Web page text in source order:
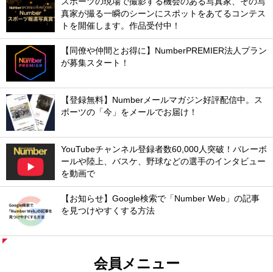
真家が撮る一瞬のシーンにスポットをあてるコンテス
トを開催します。作品受付中！
【同僚や仲間とお得に】NumberPREMIER法人プラン
が募集スタート！
【登録無料】Numberメールマガジン好評配信中。ス
ポーツの「今」をメールでお届け！
YouTubeチャンネル登録者数60,000人突破！バレーボ
ールや陸上、バスケ、野球などの選手のインタビュー
を動画で
【お知らせ】Google検索で「Number Web」の記事
を見つけやすくする方法
会員メニュー